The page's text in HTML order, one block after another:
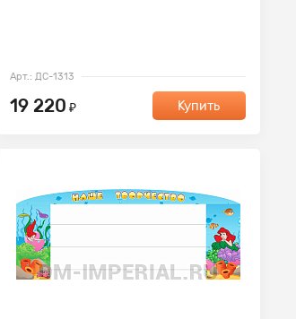
Арт.: ДС-1313
19 220 ₽ Купить